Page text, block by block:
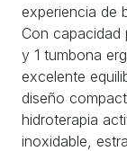
experiencia de
Con
y 1 tumbona
excelente
diseño
hidroterapia
inoxidable,